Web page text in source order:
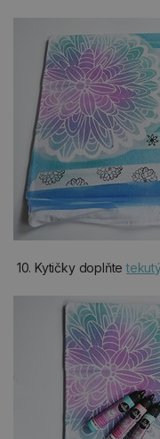
10. Kytičky doplňte